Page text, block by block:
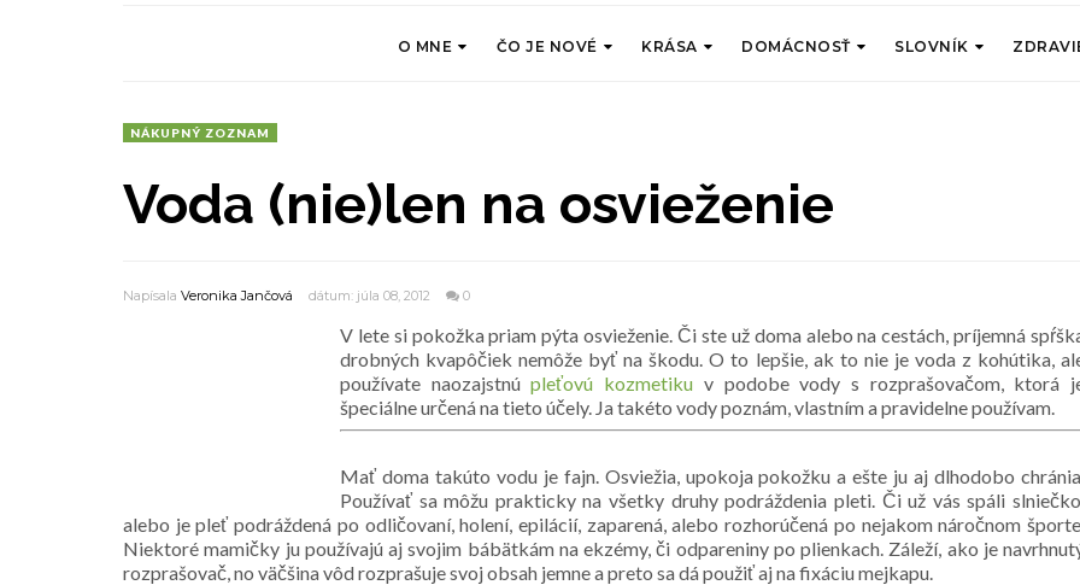
O MNE ČO JE NOVÉ KRÁSA DOMÁCNOSŤ SLOVNÍK
NÁKUPNÝ ZOZNAM
Voda (nie)len na osvieženie
Napísala Veronika Jančová dátum: júla 08, 2012 0
V lete si pokožka priam pýta osvieženie. Či ste už doma alebo na cestách, príjemná
drobných kvapôčiek nemôže byť na škodu. O to lepšie, ak to nie je voda z kohútika,
používate naozajstnúpleťovú kozmetiku v podobe vody s rozprašovačom, ktorá
špeciálne určená na tieto účely. Ja takéto vody poznám, vlastním a pravidelne používam.
Mať doma takúto vodu je fajn. Osviežia, upokoja pokožku a ešte ju aj dlhodobo
Používať sa môžu prakticky na všetky druhy podráždenia pleti. Či už vás spáli
alebo je pleť podráždená po odličovaní, holení, epilácií, zaparená, alebo rozhorúčená po nejakom náročnom
Niektoré mamičky ju používajú aj svojim bábätkám na ekzémy, či odpareniny po plienkach. Záleží, ako je
rozprašovač, no väčšina vôd rozprašuje svoj obsah jemne a preto sa dá použiť aj na fixáciu mejkapu.